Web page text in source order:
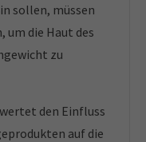
sollen, müssen
um die Haut des
zu
den Einfluss
auf die